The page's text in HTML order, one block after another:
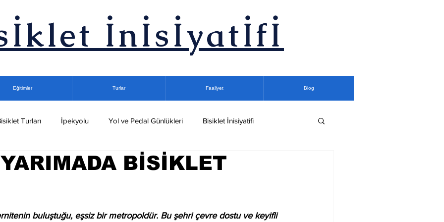
İnİsİyatİfİ
Eğitimler Turlar Faaliyet Blog
Turları İpekyolu Yol ve Pedal Günlükleri Bisiklet İnisiyatifi
Turları Gece Bisiklet Turu Kuşadası Bisiklet Kampları
BİSİKLET
buluştuğu, eşsiz bir metropoldür. Bu şehri çevre dostu ve keyifli